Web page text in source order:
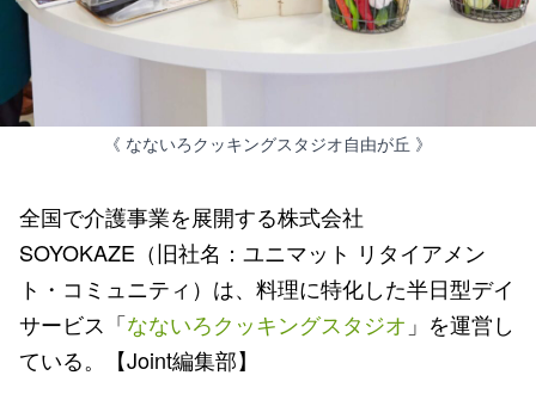
《 なないろクッキングスタジオ自由が丘 》
全国で介護事業を展開する株式会社
SOYOKAZE（旧社名：ユニマット リタイアメン
ト・コミュニティ）は、料理に特化した半日型デイ
サービス「なないろクッキングスタジオ 」を運営し
ている。【Joint編集部】